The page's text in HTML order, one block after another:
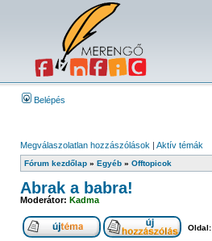
Belépés
Megválaszolatlan hozzászólások | Aktív témák
Fórum kezdőlap » Egyéb » Offtopicok
Abrak a babra!
Moderátor: Kadma
Oldal: